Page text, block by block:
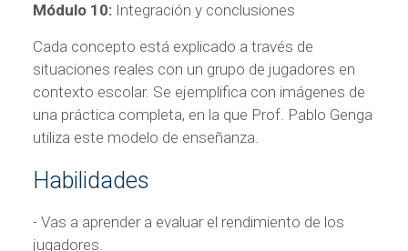
Módulo 10:Integración y conclusiones
Cada concepto está explicado a través de
situaciones reales con un grupo de jugadores en
contexto escolar. Se ejemplifica con imágenes de
una práctica completa, en la que Prof. Pablo Genga
utiliza este modelo de enseñanza.
Habilidades
- Vas a aprender a evaluar el rendimiento de los
jugadores.